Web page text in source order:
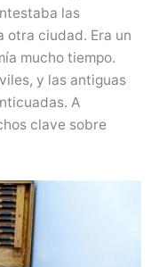
las
otra ciudad. Era un
mucho tiempo.
y las antiguas
A
clave sobre